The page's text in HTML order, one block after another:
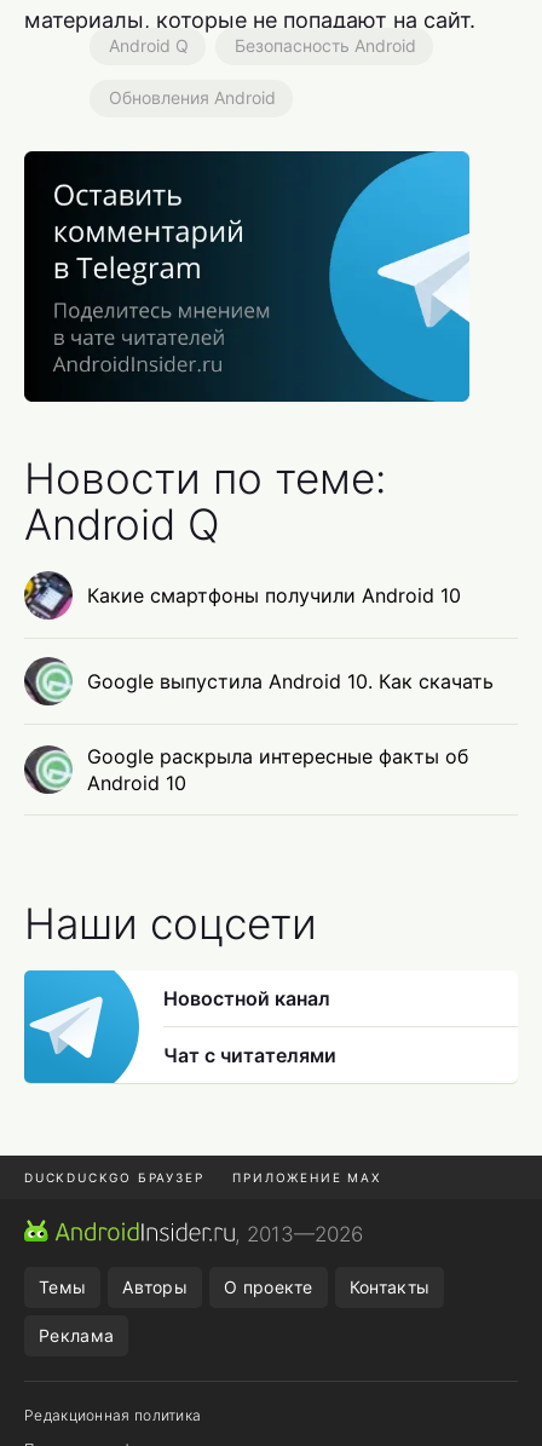
материалы, которые не попадают на сайт.
Android Q Безопасность Android
Обновления Android
Новости по теме:
Android Q
Какие смартфоны получили Android 10
Google выпустила Android 10. Как скачать
Google раскрыла интересные факты об
Android 10
Наши соцсети
Новостной канал
Чат с читателями
DUCKDUCKGO БРАУЗЕР ПРИЛОЖЕНИЕ MAX
ПРИЛОЖЕНИЯ ANDROID
, 2013—2026
Темы Авторы О проекте Контакты
Реклама
Редакционная политика